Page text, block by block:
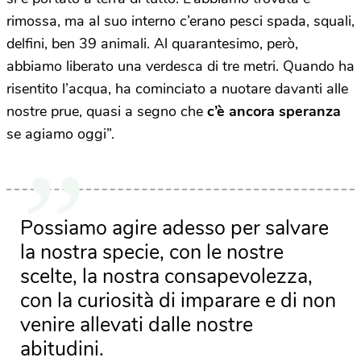
rimossa, ma al suo interno c’erano pesci spada, squali,
delfini, ben 39 animali. Al quarantesimo, però,
abbiamo liberato una verdesca di tre metri. Quando ha
risentito l’acqua, ha cominciato a nuotare davanti alle
nostre prue, quasi a segno che c’è ancora speranza
se agiamo oggi”.
Possiamo agire adesso per salvare
la nostra specie, con le nostre
scelte, la nostra consapevolezza,
con la curiosità di imparare e di non
venire allevati dalle nostre
abitudini.